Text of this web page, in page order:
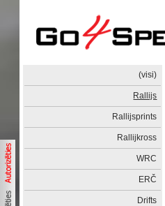
(visi)
Rallijs
Rallijsprints
Rallijkross
WRC
ERČ
Drifts